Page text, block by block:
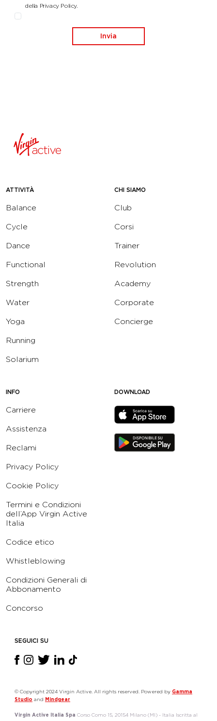
della Privacy Policy.
Invia
ATTIVITÀ
Balance
Cycle
Dance
Functional
Strength
Water
Yoga
Running
Solarium
CHI SIAMO
Club
Corsi
Trainer
Revolution
Academy
Corporate
Concierge
INFO
Carriere
Assistenza
Reclami
Privacy Policy
Cookie Policy
Termini e Condizioni
dell’App Virgin Active
Italia
Codice etico
Whistleblowing
Condizioni Generali di
Abbonamento
Concorso
DOWNLOAD
SEGUICI SU
© Copyright 2024 Virgin Active. All rights reserved. Powered by Gamma
Studio and Mindgear
Virgin Active Italia Spa Corso Como 15, 20154 Milano (MI) - Italia Iscritta al